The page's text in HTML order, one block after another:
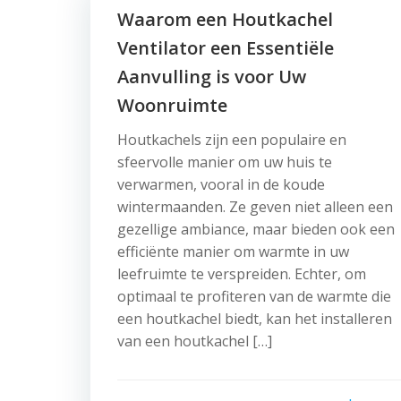
Waarom een Houtkachel
Ventilator een Essentiële
Aanvulling is voor Uw
Woonruimte
Houtkachels zijn een populaire en
sfeervolle manier om uw huis te
verwarmen, vooral in de koude
wintermaanden. Ze geven niet alleen een
gezellige ambiance, maar bieden ook een
efficiënte manier om warmte in uw
leefruimte te verspreiden. Echter, om
optimaal te profiteren van de warmte die
een houtkachel biedt, kan het installeren
van een houtkachel […]